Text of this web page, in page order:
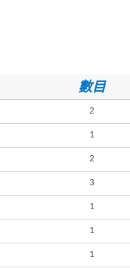
數目
2
1
2
3
1
1
1